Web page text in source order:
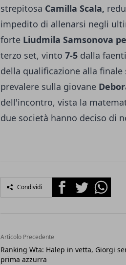
strepitosa Camilla Scala,
impedito di allenarsi negli
forte Liudmila Samsonova
terzo set, vinto 7-5 dalla
della qualificazione alla finale
prevalere sulla giovane
dell'incontro, vista la
due società hanno deciso di
Condividi FacebookTwitterWhatsapp
Articolo Precedente
Ranking Wta: Halep in vetta, Giorgi
prima azzurra